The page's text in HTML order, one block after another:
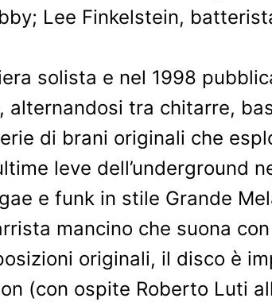
Lee Finkelstein,
solista e nel 1998
alternandosi tra chitarre,
di brani originali che
leve dell’underground
e funk in stile Grande
mancino che suona
originali, il disco è
(con ospite Roberto Luti